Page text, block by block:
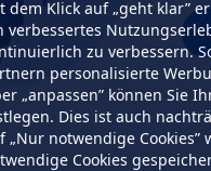
dem Klick auf „geht klar”
verbessertes
zu verbessern.
personalisierte
„anpassen” können Sie
Dies ist auch
„Nur notwendige
Cookies